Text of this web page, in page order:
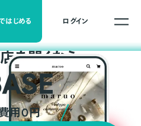
はじめる ログイン
を開くなら
用0円